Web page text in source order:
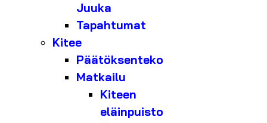
Juuka
Tapahtumat
Kitee
Päätöksenteko
Matkailu
Kiteen
eläinpuisto